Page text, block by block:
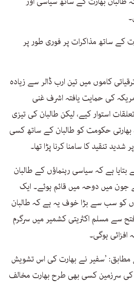
کے ساتھ مذاکرات پر فوری طور پر
کاموں میں تین ارب ڈالر سے زیادہ
کی حمایت یافتہ اشرف غنی
استوار کیے، لیکن طالبان کی تیزی
حکومت کو طالبان کے ساتھ کسی
تنقید کا سامنا کرنا پڑا تھا۔
بتایا ہے کہ سیاسی رہنماؤں کے طالبان
میں دوحہ میں قائم ہوئے۔ ایک
کو سب سے بڑا خوف یہ ہے کہ طالبان
سے مسلم اکثریتی کشمیر میں سرگرم
ہوگی۔
مطابق: ’سفیر نے بھارت کی اس تشویش
کی سرزمین کسی بھی طرح بھارت مخالف